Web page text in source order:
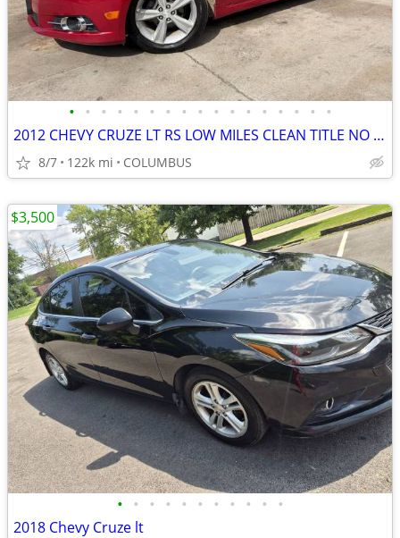
• • • • • • • • • • • • • • • • •
2012 CHEVY CRUZE LT RS LOW MILES CLEAN TITLE NO PROBLEMS
8/7 122k mi COLUMBUS
• • • • • • • • • • •
2018 Chevy Cruze lt
$3,500